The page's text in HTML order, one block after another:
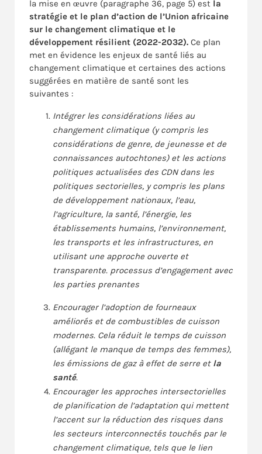
la mise en œuvre (paragraphe 36, page 5) est la
stratégie et le plan d’action de l’Union africaine
sur le changement climatique et le
développement résilient (2022-2032). Ce plan
met en évidence les enjeux de santé liés au
changement climatique et certaines des actions
suggérées en matière de santé sont les
suivantes :
Intégrer les considérations liées au
changement climatique (y compris les
considérations de genre, de jeunesse et de
connaissances autochtones) et les actions
politiques actualisées des CDN dans les
politiques sectorielles, y compris les plans
de développement nationaux, l’eau,
l’agriculture, la santé, l’énergie, les
établissements humains, l’environnement,
les transports et les infrastructures, en
utilisant une approche ouverte et
transparente. processus d’engagement avec
les parties prenantes
Encourager l’adoption de fourneaux
améliorés et de combustibles de cuisson
modernes. Cela réduit le temps de cuisson
(allégant le manque de temps des femmes),
les émissions de gaz à effet de serre et la
santé.
Encourager les approches intersectorielles
de planification de l’adaptation qui mettent
l’accent sur la réduction des risques dans
les secteurs interconnectés touchés par le
changement climatique, tels que le lien